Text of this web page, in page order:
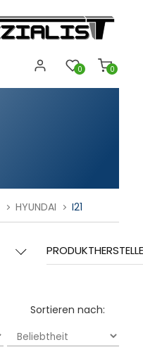
0
0
HYUNDAI I21
Sortieren nach: